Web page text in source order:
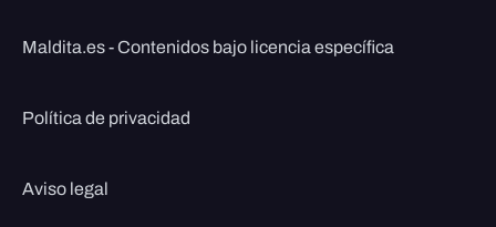
Maldita.es - Contenidos bajo licencia específica
Política de privacidad
Aviso legal